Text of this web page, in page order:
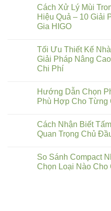
Cách Xử Lý Mùi
Hiệu Quả – 10 Giải
Gia HIGO
Tối Ưu Thiết Kế
Giải Pháp Nâng
Chi Phí
Hướng Dẫn Chọn
Phù Hợp Cho Từng
Cách Nhận Biết
Quan Trọng Chủ
So Sánh Compact
Chọn Loại Nào Cho